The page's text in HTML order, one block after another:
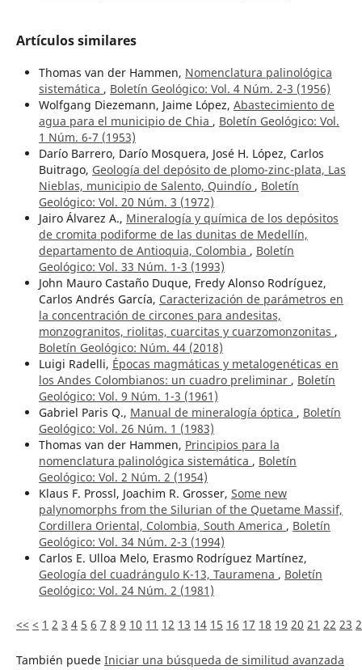
Artículos similares
Thomas van der Hammen, Nomenclatura palinológica
sistemática , Boletín Geológico: Vol. 4 Núm. 2-3 (1956)
Wolfgang Diezemann, Jaime López, Abastecimiento de
agua para el municipio de Chia , Boletín Geológico: Vol.
1 Núm. 6-7 (1953)
Darío Barrero, Darío Mosquera, José H. López, Carlos
Buitrago, Geología del depósito de plomo-zinc-plata, Las
Nieblas, municipio de Salento, Quindío , Boletín
Geológico: Vol. 20 Núm. 3 (1972)
Jairo Álvarez A., Mineralogía y química de los depósitos
de cromita podiforme de las dunitas de Medellín,
departamento de Antioquia, Colombia , Boletín
Geológico: Vol. 33 Núm. 1-3 (1993)
John Mauro Castaño Duque, Fredy Alonso Rodríguez,
Carlos Andrés García, Caracterización de parámetros en
la concentración de circones para andesitas,
monzogranitos, riolitas, cuarcitas y cuarzomonzonitas ,
Boletín Geológico: Núm. 44 (2018)
Luigi Radelli, Épocas magmáticas y metalogenéticas en
los Andes Colombianos: un cuadro preliminar , Boletín
Geológico: Vol. 9 Núm. 1-3 (1961)
Gabriel Paris Q., Manual de mineralogía óptica , Boletín
Geológico: Vol. 26 Núm. 1 (1983)
Thomas van der Hammen, Principios para la
nomenclatura palinológica sistemática , Boletín
Geológico: Vol. 2 Núm. 2 (1954)
Klaus F. Prossl, Joachim R. Grosser, Some new
palynomorphs from the Silurian of the Quetame Massif,
Cordillera Oriental, Colombia, South America , Boletín
Geológico: Vol. 34 Núm. 2-3 (1994)
Carlos E. Ulloa Melo, Erasmo Rodríguez Martínez,
Geología del cuadrángulo K-13, Tauramena , Boletín
Geológico: Vol. 24 Núm. 2 (1981)
<< < 1 2 3 4 5 6 7 8 9 10 11 12 13 14 15 16 17 18 19 20 21 22 23
También puede Iniciar una búsqueda de similitud avanzada